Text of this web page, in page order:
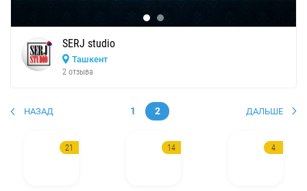
SERJ studio
Ташкент
2 отзыва
НАЗАД 1 2 ДАЛЬШЕ
21 14 4